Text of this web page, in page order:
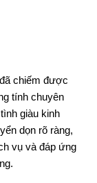
chiếm được
tính chuyên
giàu kinh
dọn rõ ràng,
vụ và đáp ứng